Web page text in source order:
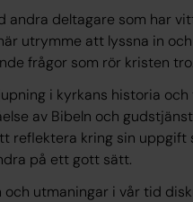
andra deltagare som har
utrymme att lyssna in
frågor som rör kristen tro.
i kyrkans historia
av Bibeln och
reflektera kring sin uppgift
på ett gott sätt.
och utmaningar i vår tid